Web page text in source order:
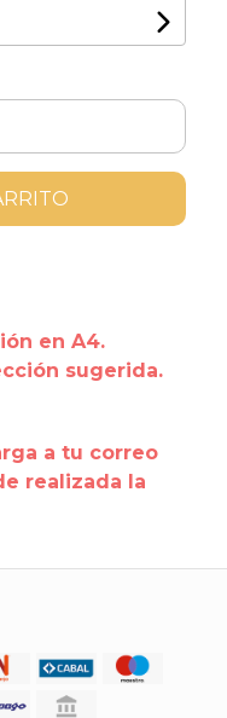
en A4.
sugerida.
a tu correo
realizada la